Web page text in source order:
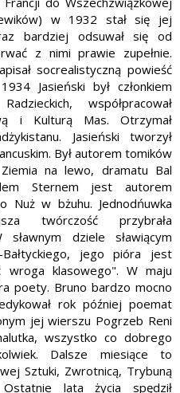
w 1932 stał się jej
bardziej odsuwał się od
z nimi prawie zupełnie.
socrealistyczną powieść
Jasieński był członkiem
współpracował
i Kulturą Mas. Otrzymał
Jasieński tworzył
Był autorem tomików
na lewo, dramatu Bal
Sternem jest autorem
Nuż w bżuhu. Jednodńuwka
twórczość przybrała
dziele sławiącym
Bałtyckiego, jego pióra jest
wroga klasowego". W maju
poety. Bruno bardzo mocno
rok później poemat
jej wierszu Pogrzeb Reni
wszystko co dobrego
Dalsze miesiące to
Sztuki, Zwrotnicą, Trybuną
lata życia spędził